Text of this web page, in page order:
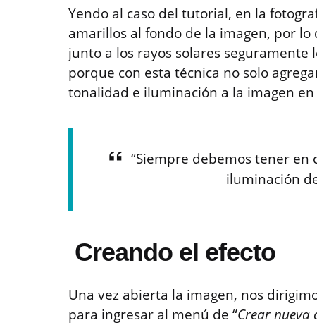
Yendo al caso del tutorial, en la
amarillos al fondo de la imagen, por
junto a los rayos solares seguramente
porque con esta técnica no solo
tonalidad e iluminación a la imagen
“Siempre debemos tener
iluminación
Creando el efecto
Una vez abierta la imagen, nos
para ingresar al menú de “Crear nueva